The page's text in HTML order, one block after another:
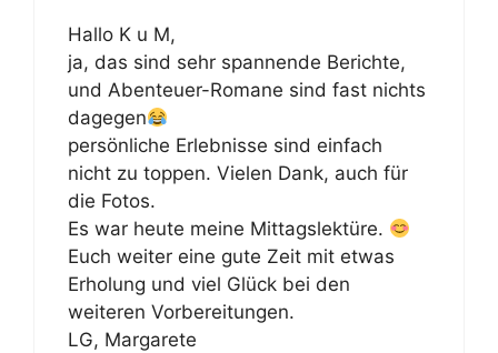
Hallo K u M,
ja, das sind sehr spannende Berichte,
und Abenteuer-Romane sind fast nichts
dagegen
persönliche Erlebnisse sind einfach
nicht zu toppen. Vielen Dank, auch für
die Fotos.
Es war heute meine Mittagslektüre.
Euch weiter eine gute Zeit mit etwas
Erholung und viel Glück bei den
weiteren Vorbereitungen.
LG, Margarete